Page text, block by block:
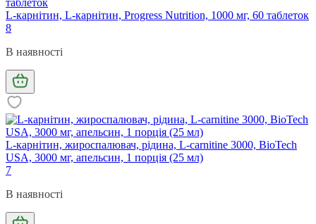
L-карнітин, L-карнітин, Progress Nutrition, 1000 мг, 60 таблеток
8
В наявності
L-карнітин, жироспалювач, рідина, L-carnitine 3000, BioTech
USA, 3000 мг, апельсин, 1 порція (25 мл)
7
В наявності